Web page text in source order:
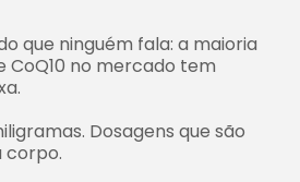
que ninguém fala: a maioria
CoQ10 no mercado tem
Dosagens que são
corpo.